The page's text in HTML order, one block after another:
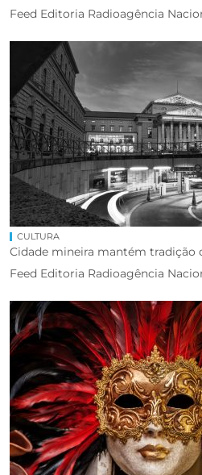
Feed Editoria Radioagência
CULTURA
Cidade mineira mantém tradição
Feed Editoria Radioagência